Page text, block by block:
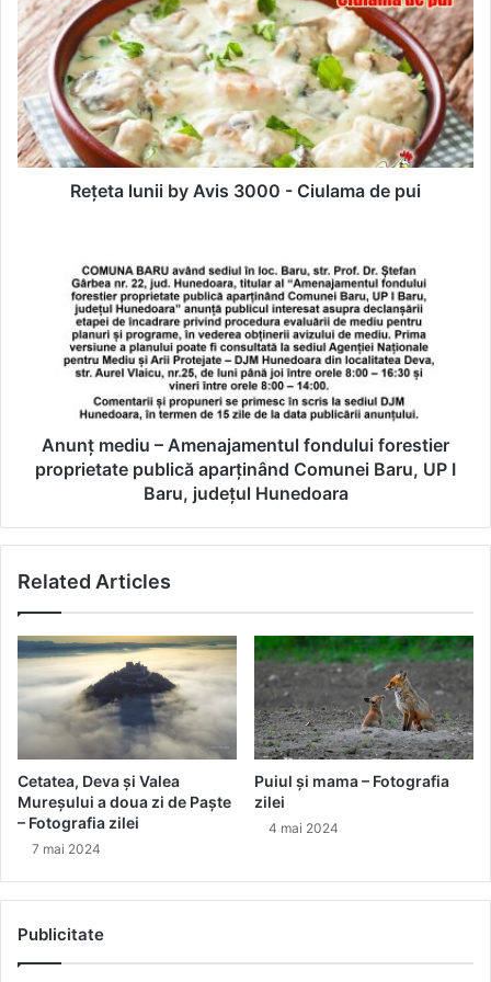
lunii
by
Avis
3000
-
Ciulama
de
pui
Rețeta lunii by Avis 3000 - Ciulama de pui
Amenajamentul
forestier
proprietate
aparținând
Comunei
Baru,
Hunedoara
Anunț mediu – Amenajamentul fondului forestier
proprietate publică aparținând Comunei Baru, UP I
Baru, județul Hunedoara
Related Articles
Cetatea, Deva și Valea
Mureșului a doua zi de Paște
– Fotografia zilei
7 mai 2024
Puiul și mama – Fotografia
zilei
4 mai 2024
Publicitate